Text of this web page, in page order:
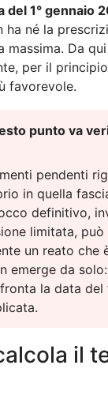
del 1° gennaio
ha né la
massima. Da
per il
favorevole.
punto va
pendenti
in quella
definitivo,
limitata,
un reato che
emerge da
la data
il